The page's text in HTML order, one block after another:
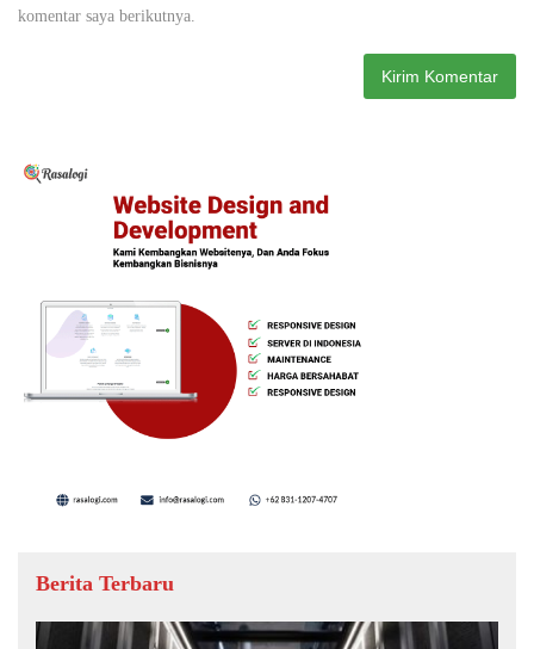
komentar saya berikutnya.
Berita Terbaru